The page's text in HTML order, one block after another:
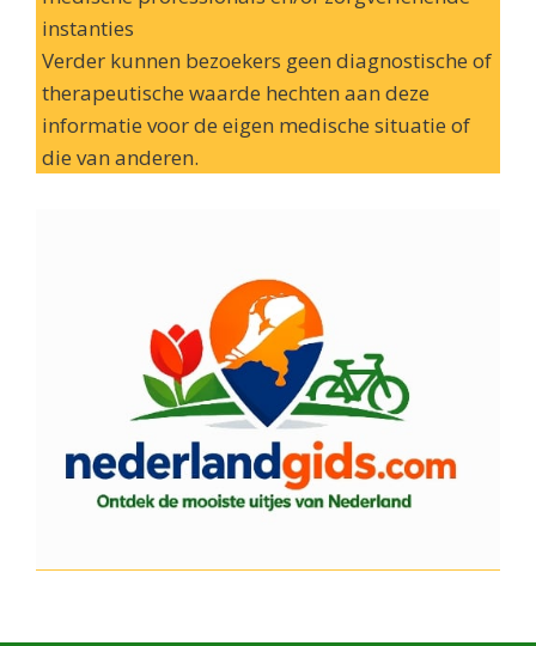
instanties
Verder kunnen bezoekers geen diagnostische of
therapeutische waarde hechten aan deze
informatie voor de eigen medische situatie of
die van anderen.